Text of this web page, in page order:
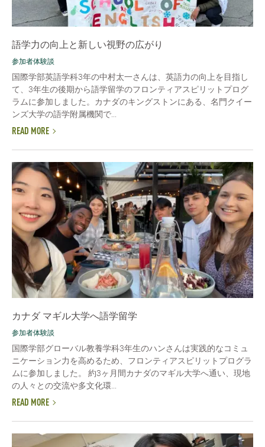
語学力の向上と新しい視野の広がり
参加者体験談
国際学部英語学科3年の中村太一さんは、英語力の向上を目指し
て、3年生の後期から語学留学のフロンティアスピリットプログ
ラムに参加しました。カナダのキングストンにある、名門クイー
ンズ大学の語学附属機関で...
READ MORE
カナダ マギル大学へ語学留学
参加者体験談
国際学部グローバル教養学科3年生のハンさんは実践的なコミュ
ニケーション力を高めるため、フロンティアスピリットプログラ
ムに参加しました。 約3ヶ月間カナダのマギル大学へ通い、現地
の人々との交流や多文化環...
READ MORE